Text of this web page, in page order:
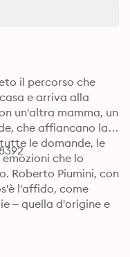
il percorso che
e arriva alla
un'altra mamma, un
che affiancano la
le domande, le
che lo
Roberto Piumini, con
l'affido, come
– quella d'origine e
sono gli
le speranze che
gli occhi di un